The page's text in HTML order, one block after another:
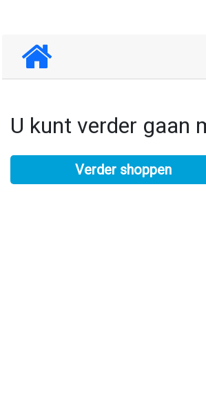
U kunt verder gaan
Verder shoppen